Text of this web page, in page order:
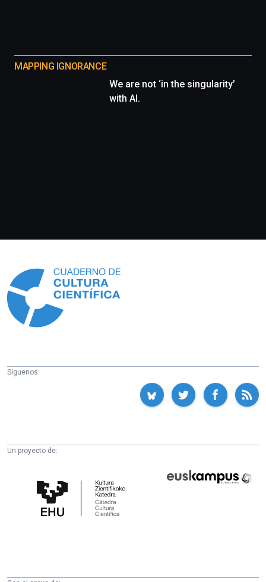
MAPPING IGNORANCE
We are not ‘in the singularity’
with AI.
Síguenos:
Un proyecto de:
Cultura
Científica
Fundazioa